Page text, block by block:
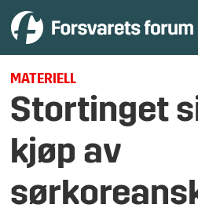
MATERIELL
Stortinget
kjøp av